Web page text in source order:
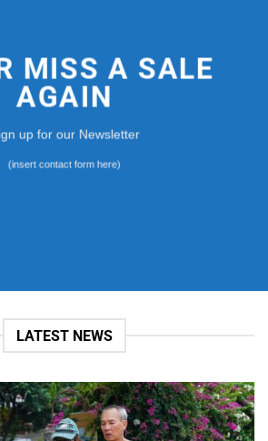
MISS A SALE
AGAIN
up for our Newsletter
(insert contact form here)
LATEST NEWS